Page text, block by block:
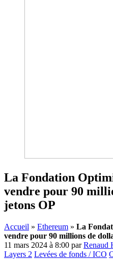
La Fondation
vendre pour 90
jetons OP
Accueil » Ethereum » La
vendre pour 90 millions de
11 mars 2024 à 8:00 parRenaud
Layers 2 Levées de fonds / ICO